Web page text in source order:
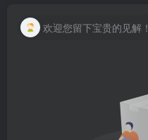
欢迎您留下宝贵的见解！